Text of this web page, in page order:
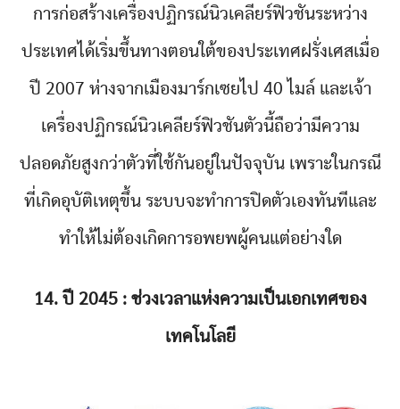
การก่อสร้างเครื่องปฏิกรณ์นิวเคลียร์ฟิวชันระหว่าง
ประเทศได้เริ่มขึ้นทางตอนใต้ของประเทศฝรั่งเศสเมื่อ
ปี 2007 ห่างจากเมืองมาร์กเซยไป 40 ไมล์ และเจ้า
เครื่องปฏิกรณ์นิวเคลียร์ฟิวชันตัวนี้ถือว่ามีความ
ปลอดภัยสูงกว่าตัวที่ใช้กันอยู่ในปัจจุบัน เพราะในกรณี
ที่เกิดอุบัติเหตุขึ้น ระบบจะทำการปิดตัวเองทันทีและ
ทำให้ไม่ต้องเกิดการอพยพผู้คนแต่อย่างใด
14. ปี 2045 : ช่วงเวลาแห่งความเป็นเอกเทศของ
เทคโนโลยี